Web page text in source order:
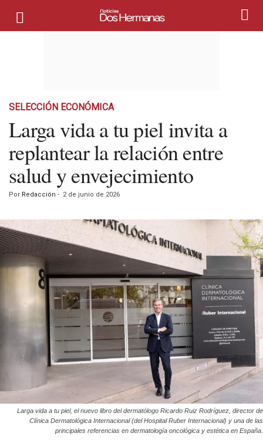
SELECCIÓN ECONÓMICA
Larga vida a tu piel invita a
replantear la relación entre
salud y envejecimiento
Por Redacción - 2 de junio de 2026
Larga vida a tu piel, el nuevo libro del dermatólogo Ricardo Ruiz Rodríguez, director de
Clínica Dermatológica Internacional (del Hospital Ruber Internacional) y una de las
principales referencias en dermatología oncológica y estética en España.